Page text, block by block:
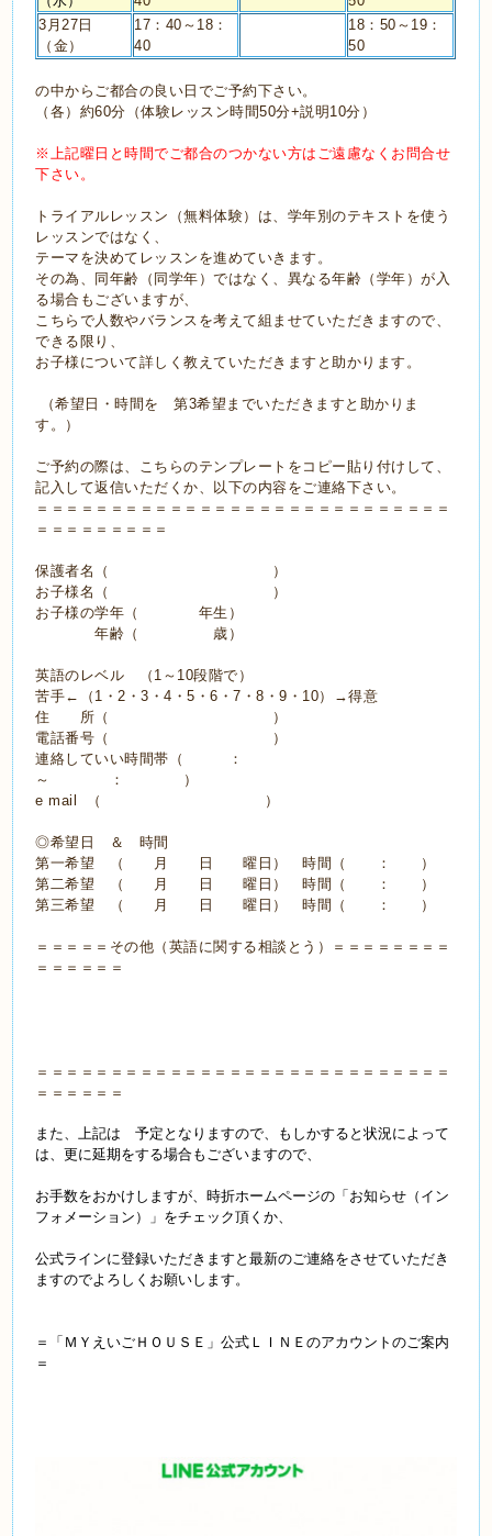
3月27日
（金）
17：40～18：
40
18：50～19：
50
の中からご都合の良い日でご予約下さい。
（各）約60分（体験レッスン時間50分+説明 10分）
※上記曜日と時間でご都合のつかない方はご遠慮なくお問合せ
下さい。
トライアルレッスン（無料体験）は、学年別のテキストを使う
レッスンではなく、
テーマを決めてレッスンを進めていきます。
その為、同年齢（同学年）ではなく、異なる年齢（学年）が入
る場合もございますが、
こちらで人数やバランスを考えて組ませていただきますので、
できる限り、
お子様について詳しく教えていただきますと助かります。
（希望日・時間を 第3希望までいただきますと助かりま
す。）
ご予約の際は、こちらのテンプレートをコピー貼り付けして、
記入して返信いただくか、以下の内容をご連絡下さい。
＝＝＝＝＝＝＝＝＝＝＝＝＝＝＝＝＝＝＝＝＝＝＝＝＝＝＝＝
＝＝＝＝＝＝＝＝＝
保護者名（ ）
お子様名（ ）
お子様の学年（ 年生）
年齢（ 歳）
英語のレベル （1～10段階で）
苦手←（1・2・3・4・5・6・7・8・9・10）→得意
住 所（ ）
電話番号（ ）
連絡していい時間帯（ ：
～ ： ）
e mail （ ）
◎希望日 ＆ 時間
第一希望 （ 月 日 曜日） 時間（ ： ）
第二希望 （ 月 日 曜日） 時間（ ： ）
第三希望 （ 月 日 曜日） 時間（ ： ）
＝＝＝＝＝その他（英語に関する相談とう）＝＝＝＝＝＝＝＝
＝＝＝＝＝＝
＝＝＝＝＝＝＝＝＝＝＝＝＝＝＝＝＝＝＝＝＝＝＝＝＝＝＝＝
＝＝＝＝＝＝
また、上記は 予定となりますので、もしかすると状況によって
は、更に延期をする場合もございますので、
お手数をおかけしますが、時折ホームページの 「お知らせ（イン
フォメーション）」をチェック頂くか、
公式ラインに登録いただきますと最新のご連絡をさせていただき
ますのでよろしくお願いします。
＝「ＭＹえいごＨＯＵＳＥ」公式ＬＩＮＥのアカウントのご案内
＝